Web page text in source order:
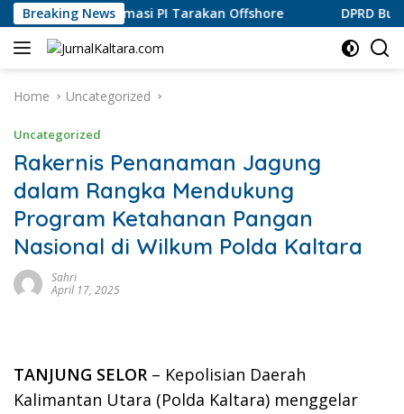
Skip
to
content
Breaking News
Informasi PI Tarakan Offshore DPRD Bulungan
Home Uncategorized
Uncategorized
Rakernis Penanaman Jagung
dalam Rangka Mendukung
Program Ketahanan Pangan
Nasional di Wilkum Polda Kaltara
Sahri
April 17, 2025
TANJUNG SELOR – Kepolisian Daerah
Kalimantan Utara (Polda Kaltara) menggelar